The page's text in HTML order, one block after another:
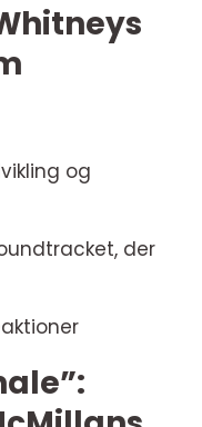
og
der